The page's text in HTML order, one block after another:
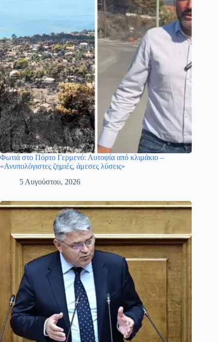
Φωτιά στο Πόρτο Γερμενό: Αυτοψία από κλιμάκιο –
«Ανυπολόγιστες ζημιές, άμεσες λύσεις»
5 Αυγούστου, 2026